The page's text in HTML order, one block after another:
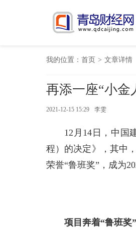
我的位置： 首页 > 文章详情
再添一座“小金
2021-12-15 15:29 李雯
12月14日，中国
程）的决定》，其中
荣誉“鲁班奖”，成为
项目奔着“鲁班奖